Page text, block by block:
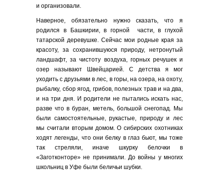
и организовали.
Наверное, обязательно нужно сказать, что я
родился в Башкирии, в горной части, в глухой
татарской деревушке. Сейчас мои родные края за
красоту, за сохранившуюся природу, нетронутый
ландшафт, за чистоту воздуха, горных речушек и
озер называют Швейцарией. С детства я мог
уходить с друзьями в лес, в горы, на озера, на охоту,
рыбалку, сбор ягод, грибов, полезных трав и на два,
и на три дня. И родители не пытались искать нас,
разве что в буран, метель, большой снегопад. Мы
были самостоятельные, рукастые, природу и лес
мы считали вторым домом. О сибирских охотниках
ходят легенды, что они белку в глаз бьют, мы тоже
так стреляли, иначе шкурку белочки в
«Заготконторе» не принимали. До войны у многих
школьниц в Уфе были беличьи шубки.